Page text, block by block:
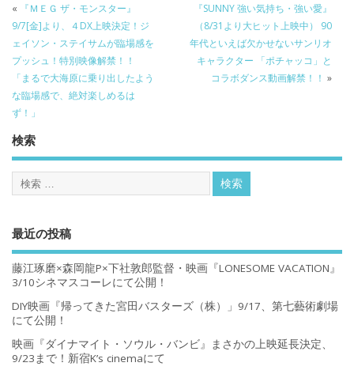
«
『ＭＥＧ ザ・モンスター』
9/7[金]より、４DX上映決定！ジ
ェイソン・ステイサムが臨場感を
プッシュ！特別映像解禁！！
「まるで大海原に乗り出したよう
な臨場感で、絶対楽しめるは
ず！」
『SUNNY 強い気持ち・強い愛』
（8/31より大ヒット上映中） 90
年代といえば欠かせないサンリオ
キャラクター 「ポチャッコ」と
コラボダンス動画解禁！！ »
検索
最近の投稿
藤江琢磨×森岡龍P×下社敦郎監督・映画『LONESOME VACATION』
3/10シネマスコーレにて公開！
DIY映画『帰ってきた宮田バスターズ（株）」9/17、第七藝術劇場
にて公開！
映画『ダイナマイト・ソウル・バンビ』まさかの上映延長決定、
9/23まで！新宿K’s cinemaにて